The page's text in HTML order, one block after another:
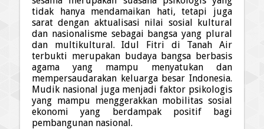
tidak hanya mendamaikan hati, tetapi juga
sarat dengan aktualisasi nilai sosial kultural
dan nasionalisme sebagai bangsa yang plural
dan multikultural. Idul Fitri di Tanah Air
terbukti merupakan budaya bangsa berbasis
agama yang mampu menyatukan dan
mempersaudarakan keluarga besar Indonesia.
Mudik nasional juga menjadi faktor psikologis
yang mampu menggerakkan mobilitas sosial
eko­no­mi yang berdampak positif bagi
pembangunan nasional.